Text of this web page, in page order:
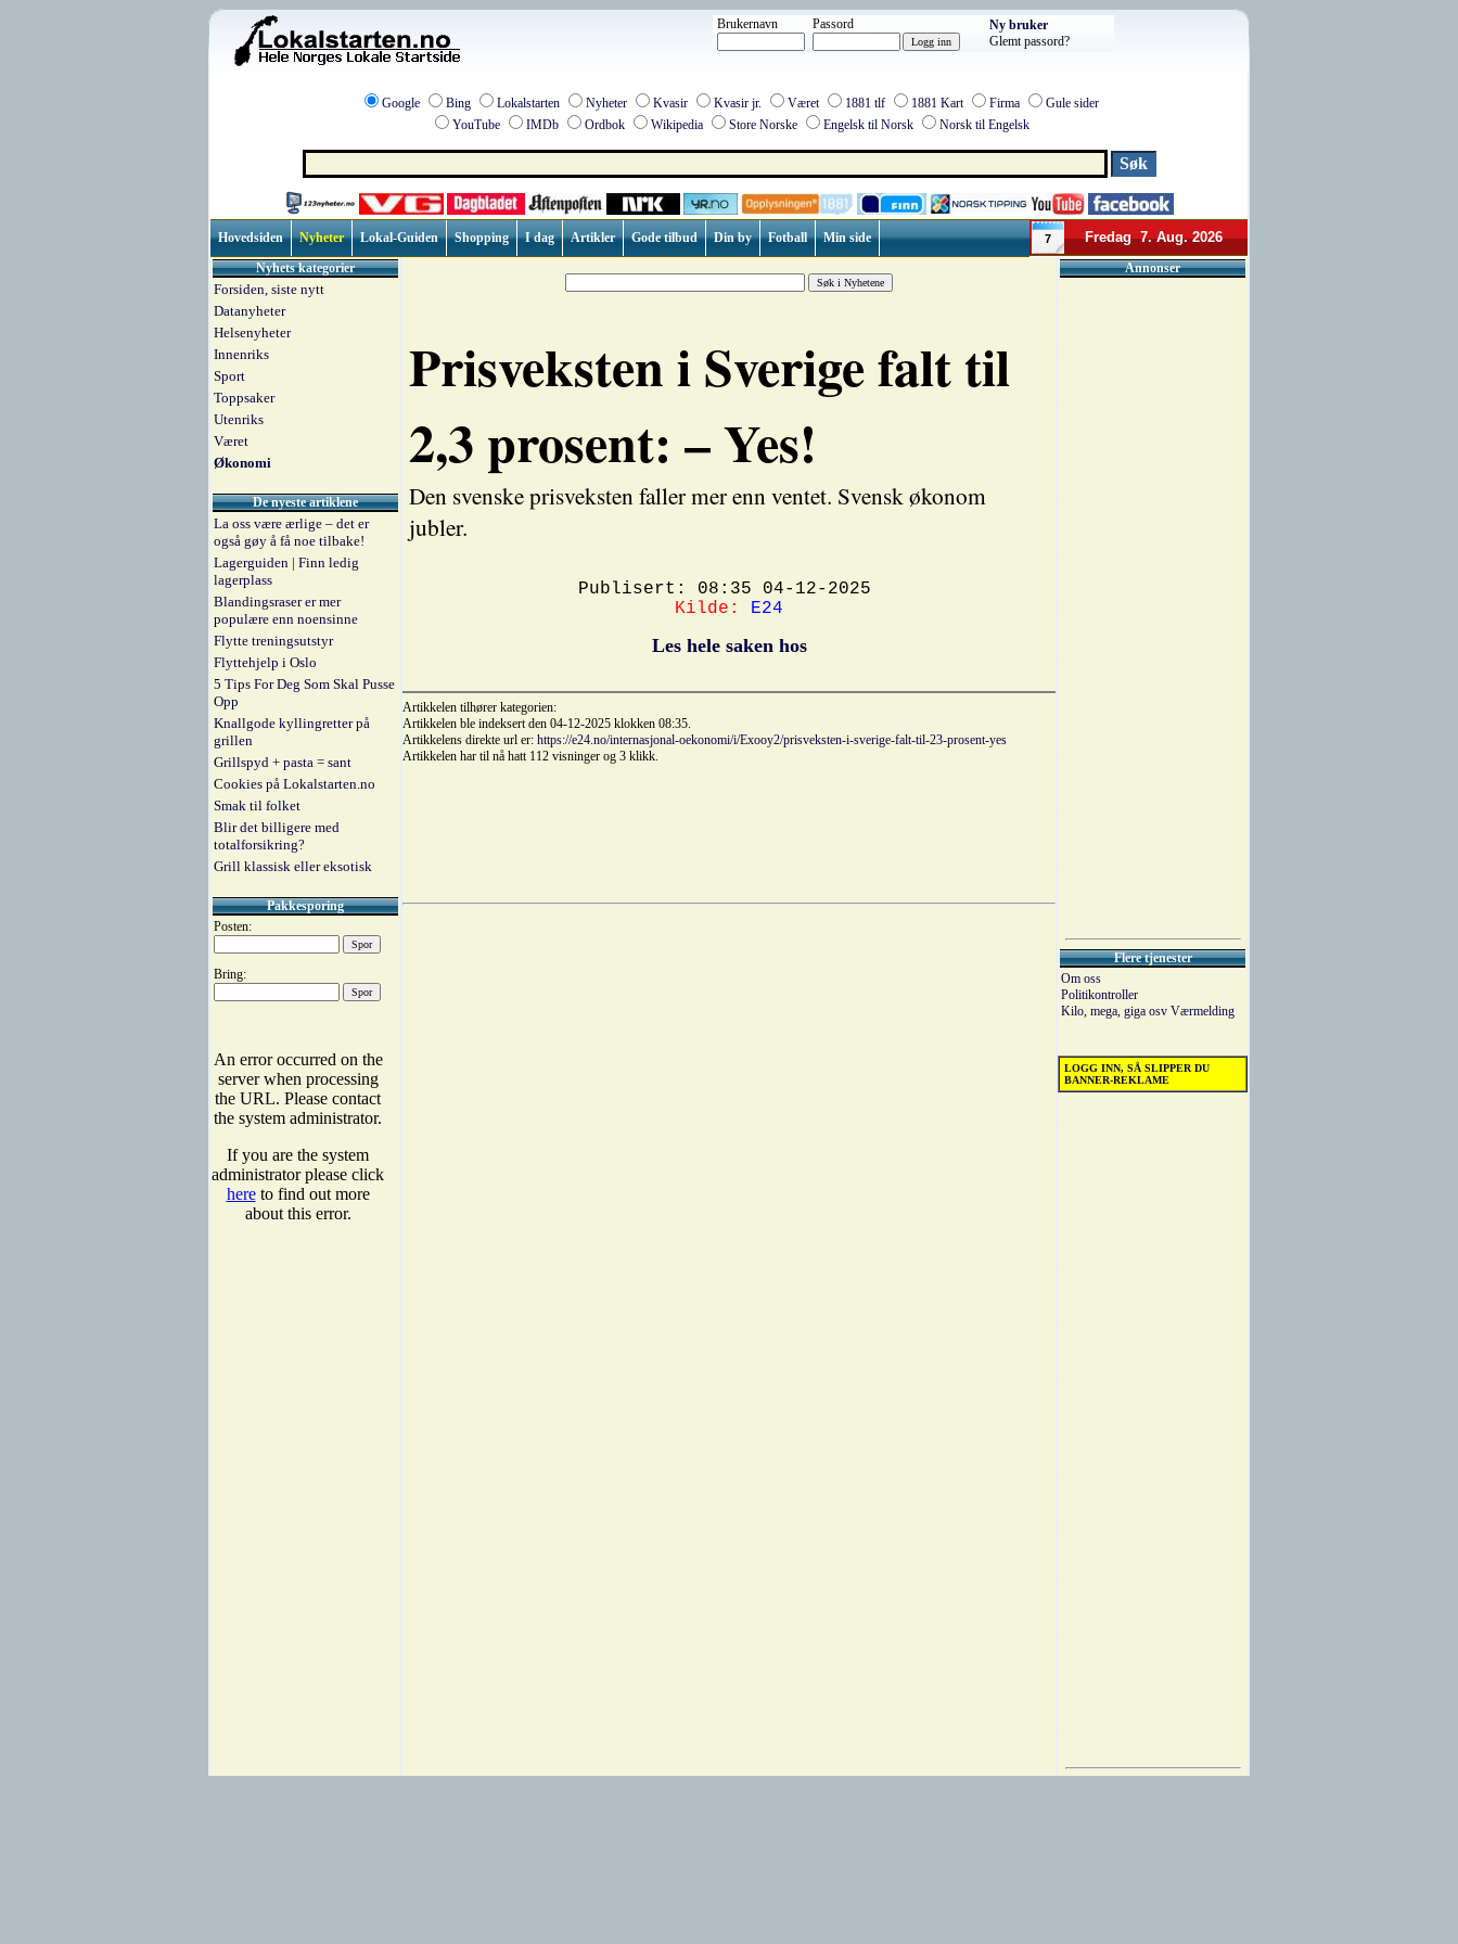
Brukernavn Passord
Ny bruker
Glemt passord?
Google Bing Lokalstarten Nyheter Kvasir Kvasir jr. Været 1881 tlf 1881 Kart Firma
Gule sider
YouTube
IMDb Ordbok Wikipedia Store Norske Engelsk til Norsk Norsk til Engelsk
Hovedsiden Nyheter Lokal-Guiden Shopping I dag Artikler Gode tilbud Din by Fotball Min side 7 Fredag 7. Aug. 2026
Nyhets kategorier
Forsiden, siste nytt
Datanyheter
Helsenyheter
Innenriks
Sport
Toppsaker
Utenriks
Været
Økonomi
De nyeste artiklene
La oss være ærlige – det er
også gøy å få noe tilbake!
Lagerguiden | Finn ledig
lagerplass
Blandingsraser er mer
populære enn noensinne
Flytte treningsutstyr
Flyttehjelp i Oslo
5 Tips For Deg Som Skal Pusse
Opp
Knallgode kyllingretter på
grillen
Grillspyd + pasta = sant
Cookies på Lokalstarten.no
Smak til folket
Blir det billigere med
totalforsikring?
Grill klassisk eller eksotisk
Pakkesporing
Posten:
Bring:
Prisveksten i Sverige falt til
2,3 prosent: – Yes!
Den svenske prisveksten faller mer enn ventet. Svensk økonom
jubler.
Publisert: 08:35 04-12-2025
Kilde: E24
Les hele saken hos
Artikkelen tilhører kategorien:
Artikkelen ble indeksert den 04-12-2025 klokken 08:35.
Artikkelens direkte url er: https://e24.no/internasjonal-oekonomi/i/Exooy2/prisveksten-i-sverige-falt-til-23-prosent-yes
Artikkelen har til nå hatt 112 visninger og 3 klikk.
Annonser
Flere tjenester
Om oss
Politikontroller
Kilo, mega, giga osv Værmelding
LOGG INN, SÅ SLIPPER DU
BANNER-REKLAME